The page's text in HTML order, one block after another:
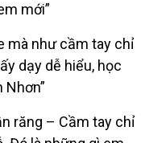
mới”
mà như cầm tay chỉ
dạy dễ hiểu, học
răng – Cầm tay chỉ